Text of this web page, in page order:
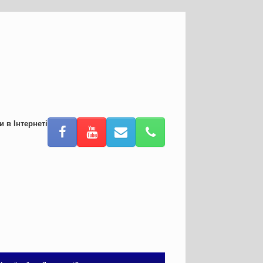
в Інтернеті